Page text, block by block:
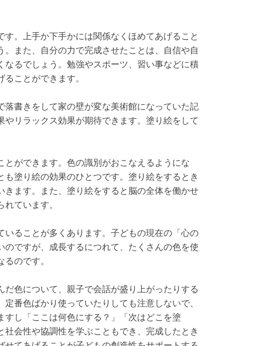
。上手か下手かには関係なくほめてあげること
また、自分の力で完成させたことは、自信や自
るでしょう。勉強やスポーツ、習い事などに積
ことができます。
落書きをして家の壁が変な美術館になっていた記
リラックス効果が期待できます。塗り絵をして
とができます。色の識別がおこなえるようにな
塗り絵の効果のひとつです。塗り絵をするとき
ます。また、塗り絵をすると脳の全体を働かせ
ています。
いることが多くあります。子どもの現在の「心の
ですが、成長するにつれて、たくさんの色を使
のです。
色について、親子で会話が盛り上がったりする
番色ばかり使っていたりしても注意しないで、
し「ここは何色にする？」「次はどこを塗
会性や協調性を学ぶこともでき、完成したとき